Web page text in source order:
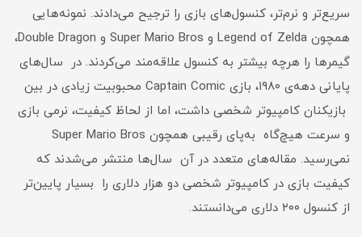
سریع‌تر و نرم‌تر، کنسول‌های بازی را ترجیح می‌دادند. نمونه‌هایی
همچون Legend of Zelda و Super Mario Bros و Double Dragon،
گیمرها را هرچه بیشتر به کنسول علاقه‌مند می‌کردند. در سال‌های
پایانی دهه‌ی ۱۹۸۰، بازی Captain Comic محبوبیت زیادی در بین
بازیکنان کامپیوتر شخصی داشت، اما از لحاظ کیفیت، نرمی بازی
و سرعت هیچ‌گاه به‌پای رقیبی همچون Super Mario Bros
نمی‌رسید. مقاله‌های متعدد در آن سا‌ل‌ها منتشر می‌شدند که
کیفیت بازی در کامپیوتر شخصی دو هزار دلاری را بسیار پایین‌تر
از کنسول ۲۰۰ دلاری می‌دانستند.